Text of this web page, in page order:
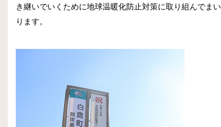
き継いでいくために地球温暖化防止対策に取り組んでまい
ります。